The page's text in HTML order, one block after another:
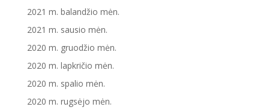
2021 m. balandžio mėn.
2021 m. sausio mėn.
2020 m. gruodžio mėn.
2020 m. lapkričio mėn.
2020 m. spalio mėn.
2020 m. rugsėjo mėn.